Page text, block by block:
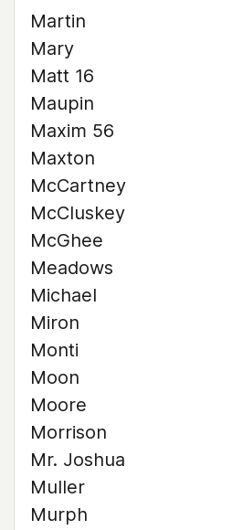
Martin
Mary
Matt 16
Maupin
Maxim 56
Maxton
McCartney
McCluskey
McGhee
Meadows
Michael
Miron
Monti
Moon
Moore
Morrison
Mr. Joshua
Muller
Murph